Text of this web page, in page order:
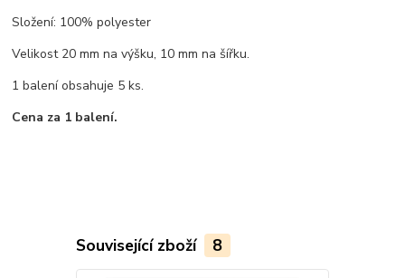
Složení: 100% polyester
Velikost 20 mm na výšku, 10 mm na šířku.
1 balení obsahuje 5 ks.
Cena za 1 balení.
Související zboží 8